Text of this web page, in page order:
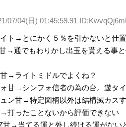
07/04(日) 01:45:59.91
ト→とにかく５％を引かないと仕
→通でもわりかし出玉を貰える事
→ライトミドルでよくね？
甘→シンフォ信者の為の台。遊タ
ン甘→特定図柄以外は結構滅カス
打ったことないから評価できない
甘→当てる運と外し続ける運がない